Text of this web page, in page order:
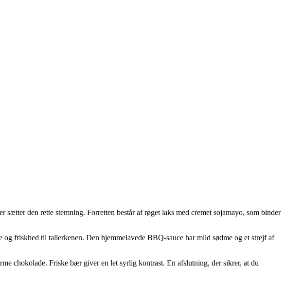
den rette stemning. Forretten består af røget laks med cremet sojamayo, som binder
friskhed til tallerkenen. Den hjemmelavede BBQ-sauce har mild sødme og et strejf af
chokolade. Friske bær giver en let syrlig kontrast. En afslutning, der sikrer, at du